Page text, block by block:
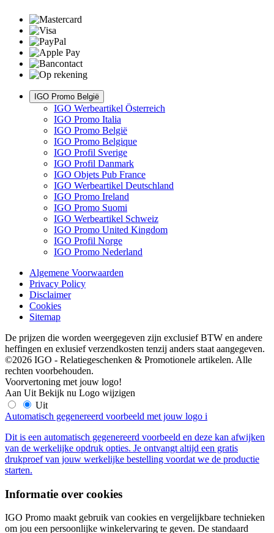
IGO Promo België
IGO Werbeartikel Österreich
IGO Promo Italia
IGO Promo België
IGO Promo Belgique
IGO Profil Sverige
IGO Profil Danmark
IGO Objets Pub France
IGO Werbeartikel Deutschland
IGO Promo Ireland
IGO Promo Suomi
IGO Werbeartikel Schweiz
IGO Promo United Kingdom
IGO Profil Norge
IGO Promo Nederland
Algemene Voorwaarden
Privacy Policy
Disclaimer
Cookies
Sitemap
De prijzen die worden weergegeven zijn exclusief BTW en andere
heffingen en exlusief verzendkosten tenzij anders staat aangegeven.
©2026 IGO - Relatiegeschenken & Promotionele artikelen. Alle
rechten voorbehouden.
Voorvertoning met jouw logo!
Aan Uit Bekijk nu Logo wijzigen
Uit
Automatisch gegenereerd voorbeeld met jouw logo i
Dit is een automatisch gegenereerd voorbeeld en deze kan afwijken
van de werkelijke opdruk opties. Je ontvangt altijd een gratis
drukproef van jouw werkelijke bestelling voordat we de productie
starten.
Informatie over cookies
IGO Promo maakt gebruik van cookies en vergelijkbare technieken
om jou een persoonlijke winkelervaring te geven. De standaard